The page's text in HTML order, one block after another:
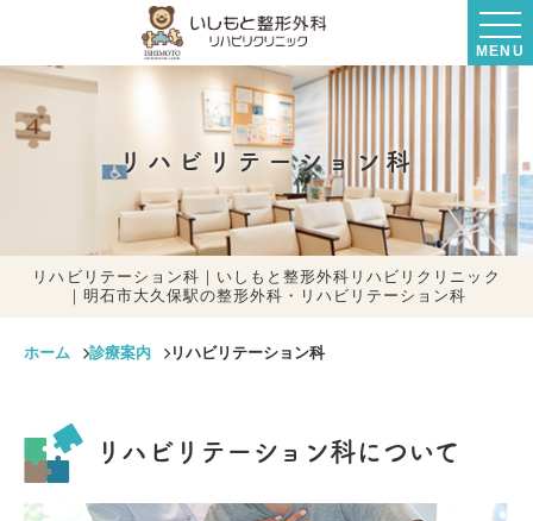
MENU
リハビリテーション科
リハビリテーション科｜いしもと整形外科リハビリクリニック
｜明石市大久保駅の整形外科・リハビリテーション科
ホーム 診療案内 リハビリテーション科
リハビリテーション科について